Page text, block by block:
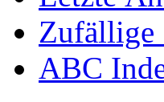
Zufällige
ABC